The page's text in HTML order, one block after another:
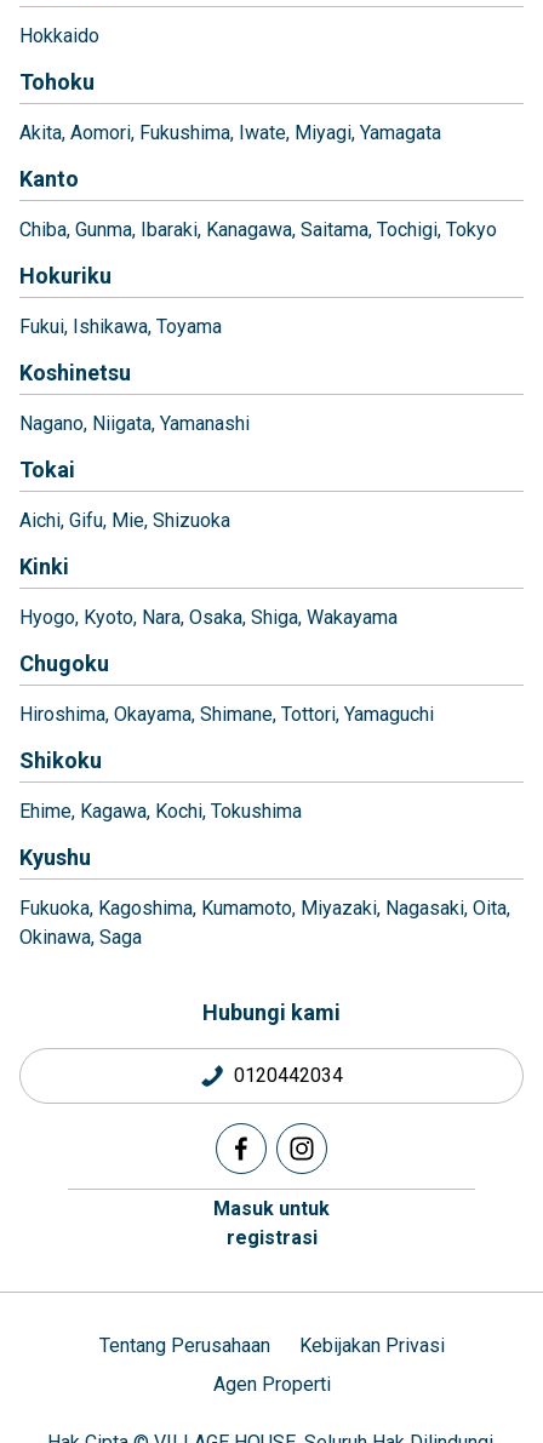
Hokkaido
Tohoku
Akita Aomori Fukushima Iwate Miyagi Yamagata
Kanto
Chiba Gunma Ibaraki Kanagawa Saitama Tochigi Tokyo
Hokuriku
Fukui Ishikawa Toyama
Koshinetsu
Nagano Niigata Yamanashi
Tokai
Aichi Gifu Mie Shizuoka
Kinki
Hyogo Kyoto Nara Osaka Shiga Wakayama
Chugoku
Hiroshima Okayama Shimane Tottori Yamaguchi
Shikoku
Ehime Kagawa Kochi Tokushima
Kyushu
Fukuoka Kagoshima Kumamoto Miyazaki Nagasaki Oita
Okinawa Saga
Hubungi kami
0120442034
Masuk untuk
registrasi
Tentang Perusahaan
Kebijakan Privasi
Agen Properti